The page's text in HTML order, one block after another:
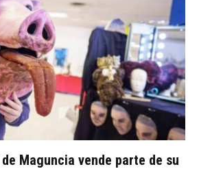
Maguncia vende parte de su